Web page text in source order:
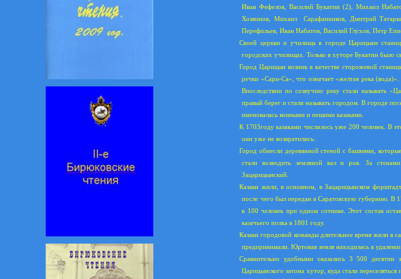
Иван Фефелов, Василий Букатин (2), Михаил
Хозяинов, Михаил
Сарафанников, Дмитрий
Перефильев, Иван Набатов, Василий Глухов, Петр
Своей церкви и училища в городе Царицыне
городских училищах. Только в хуторе Букатин было
Город Царицын возник в качестве сторожевой
речки «Сари-Са», что означает «желтая река
Впоследствии по созвучию реку стали называть
правый берег и стали называть городом. В городе
именовалась конными и пешими казаками.
К 1703году казаками числилось уже 200 человек. В
они уже не возвратились.
Город обнесли деревянной стеной с башнями,
стали возводить земляной вал и ров. За
Зацарицынский.
Казаки жили, в основном, в Зацарицынском
после чего был передан в Саратовскую губернию. В
в 100 человек при одном сотнике. Этот состав
казачьего полка в 1801 году.
Казаки городовой команды длительное время жили в
предпринимали. Юртовая земля находилась в
Сравнительно удобными оказались 3 500
Царицынского затона хутор, куда стали